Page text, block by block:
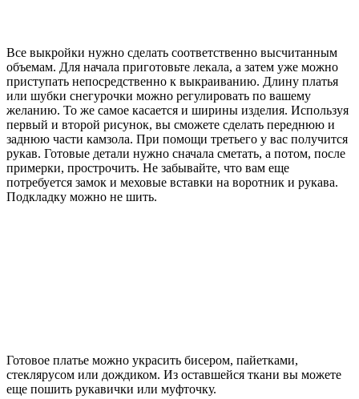
Все выкройки нужно сделать соответственно высчитанным
объемам. Для начала приготовьте лекала, а затем уже можно
приступать непосредственно к выкраиванию. Длину платья
или шубки снегурочки можно регулировать по вашему
желанию. То же самое касается и ширины изделия. Используя
первый и второй рисунок, вы сможете сделать переднюю и
заднюю части камзола. При помощи третьего у вас получится
рукав. Готовые детали нужно сначала сметать, а потом, после
примерки, прострочить. Не забывайте, что вам еще
потребуется замок и меховые вставки на воротник и рукава.
Подкладку можно не шить.
Готовое платье можно украсить бисером, пайетками,
стеклярусом или дождиком. Из оставшейся ткани вы можете
еще пошить рукавички или муфточку.